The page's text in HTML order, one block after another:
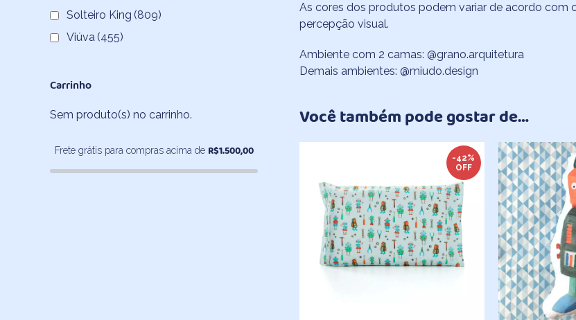
As cores dos produtos podem variar de acordo com
percepção visual.
Ambiente com 2 camas: @grano.arquitetura
Demais ambientes: @miudo.design
Você também pode gostar de…
-42%
OFF
Solteiro King (809)
Viúva (455)
Carrinho
Sem produto(s) no carrinho.
Frete grátis para compras acima de R$1.500,00